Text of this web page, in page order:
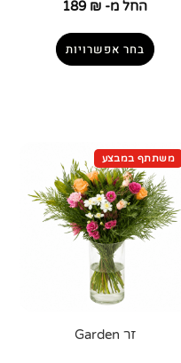
החל מ- 189 ₪
בחר אפשרויות
זר Garden